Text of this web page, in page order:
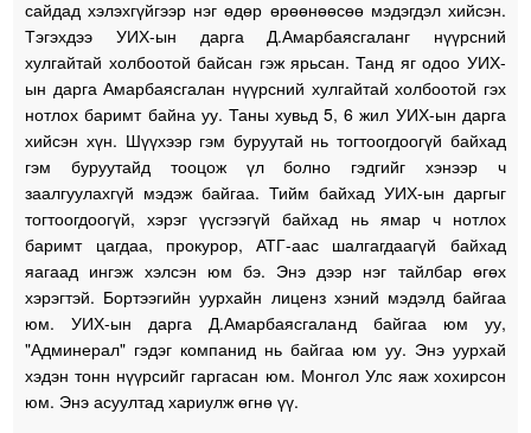
сайдад хэлэхгүйгээр нэг өдөр өрөөнөөсөө мэдэгдэл хийсэн.
Тэгэхдээ УИХ-ын дарга Д.Амарбаясгаланг нүүрсний
хулгайтай холбоотой байсан гэж ярьсан. Танд яг одоо УИХ-
ын дарга Амарбаясгалан нүүрсний хулгайтай холбоотой гэх
нотлох баримт байна уу. Таны хувьд 5, 6 жил УИХ-ын дарга
хийсэн хүн. Шүүхээр гэм буруутай нь тогтоогдоогүй байхад
гэм буруутайд тооцож үл болно гэдгийг хэнээр ч
заалгуулахгүй мэдэж байгаа. Тийм байхад УИХ-ын даргыг
тогтоогдоогүй, хэрэг үүсгээгүй байхад нь ямар ч нотлох
баримт цагдаа, прокурор, АТГ-аас шалгагдаагүй байхад
яагаад ингэж хэлсэн юм бэ. Энэ дээр нэг тайлбар өгөх
хэрэгтэй. Бортээгийн уурхайн лиценз хэний мэдэлд байгаа
юм. УИХ-ын дарга Д.Амарбаясгаланд байгаа юм уу,
"Админерал" гэдэг компанид нь байгаа юм уу. Энэ уурхай
хэдэн тонн нүүрсийг гаргасан юм. Монгол Улс яаж хохирсон
юм. Энэ асуултад хариулж өгнө үү.